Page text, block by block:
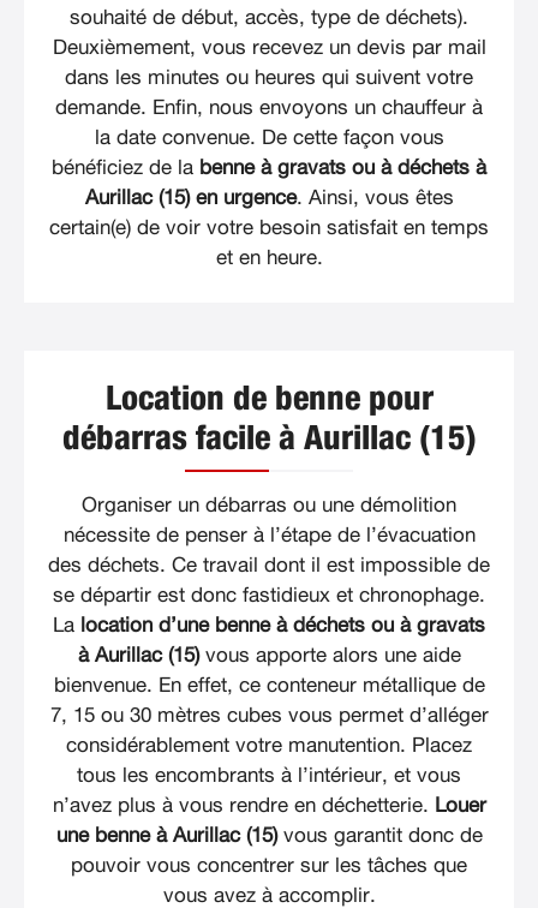
souhaité de début, accès, type de déchets).
Deuxièmement, vous recevez un devis par mail
dans les minutes ou heures qui suivent votre
demande. Enfin, nous envoyons un chauffeur à
la date convenue. De cette façon vous
bénéficiez de la benne à gravats ou à déchets à
Aurillac (15) en urgence. Ainsi, vous êtes
certain(e) de voir votre besoin satisfait en temps
et en heure.
Location de benne pour
débarras facile à Aurillac (15)
Organiser un débarras ou une démolition
nécessite de penser à l’étape de l’évacuation
des déchets. Ce travail dont il est impossible de
se départir est donc fastidieux et chronophage.
La location d’une benne à déchets ou à gravats
à Aurillac (15)vous apporte alors une aide
bienvenue. En effet, ce conteneur métallique de
7, 15 ou 30 mètres cubes vous permet d’alléger
considérablement votre manutention. Placez
tous les encombrants à l’intérieur, et vous
n’avez plus à vous rendre en déchetterie. Louer
une benne à Aurillac (15)vous garantit donc de
pouvoir vous concentrer sur les tâches que
vous avez à accomplir.